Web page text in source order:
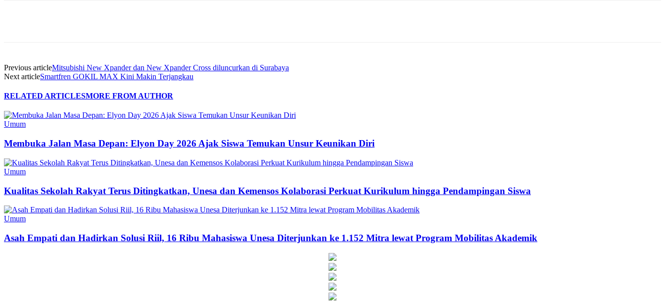
Previous articleMitsubishi New Xpander dan New Xpander Cross diluncurkan di Surabaya
Next articleSmartfren GOKIL MAX Kini Makin Terjangkau
RELATED ARTICLESMORE FROM AUTHOR
Umum
Membuka Jalan Masa Depan: Elyon Day 2026 Ajak Siswa Temukan Unsur Keunikan Diri
Umum
Kualitas Sekolah Rakyat Terus Ditingkatkan, Unesa dan Kemensos Kolaborasi Perkuat Kurikulum hingga Pendampingan Siswa
Umum
Asah Empati dan Hadirkan Solusi Riil, 16 Ribu Mahasiswa Unesa Diterjunkan ke 1.152 Mitra lewat Program Mobilitas Akademik